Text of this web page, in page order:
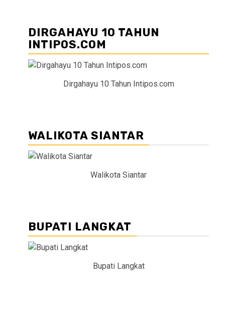
DIRGAHAYU 10 TAHUN
INTIPOS.COM
Dirgahayu 10 Tahun Intipos.com
WALIKOTA SIANTAR
Walikota Siantar
BUPATI LANGKAT
Bupati Langkat